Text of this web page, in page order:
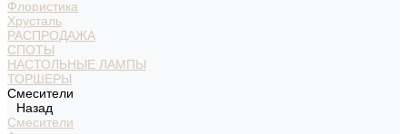
Флористика
Хрусталь
РАСПРОДАЖА
СПОТЫ
НАСТОЛЬНЫЕ ЛАМПЫ
ТОРШЕРЫ
Смесители
Назад
Смесители